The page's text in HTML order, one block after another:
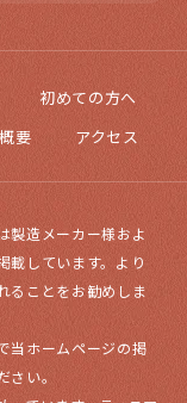
初めての方へ
要 アクセス
製造メーカー様およ
載しています。より
ることをお勧めしま
当ホームページの掲
い。